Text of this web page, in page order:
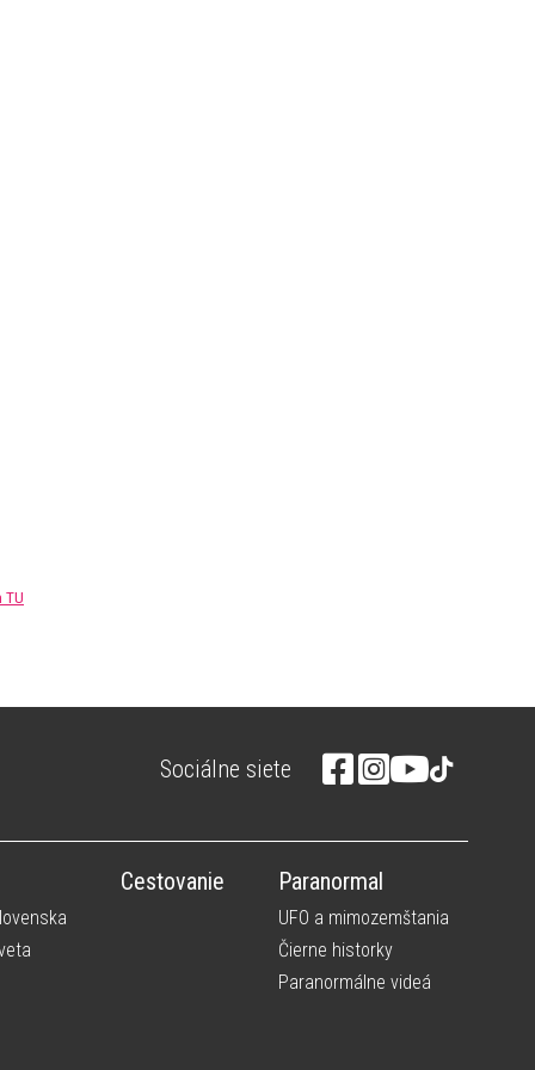
TU
Sociálne siete
Cestovanie Paranormal
UFO a mimozemštania
Čierne historky
Paranormálne videá